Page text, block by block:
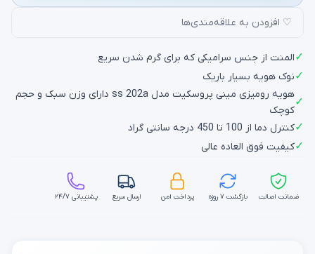
♡ افزودن به علاقه‌مندی‌ها
✓المنت از جنس سرامیکی که برای گرم شدن سریع
✓نوک هویه بسیار باریک
✓
هویه رومیزی مینی پروسکیت مدل ss 202a دارای وزن سبک و حجم
کوچک
✓کنترل دما از 100 تا 450 درجه سانتی گراد
✓کیفیت فوق العاده عالی
ضمانت اصالت بازگشت ۷ روزه پرداخت امن ارسال سریع پشتیبانی ۲۴/۷